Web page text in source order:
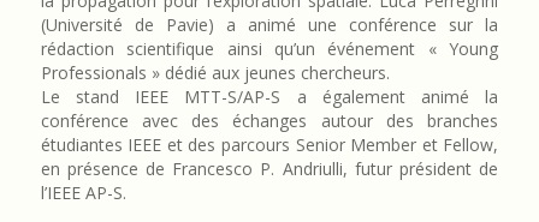
(Université de Pavie) a animé une conférence sur la
rédaction scientifique ainsi qu’un événement « Young
Professionals » dédié aux jeunes chercheurs.
Le stand IEEE MTT-S/AP-S a également animé la
conférence avec des échanges autour des branches
étudiantes IEEE et des parcours Senior Member et Fellow,
en présence de Francesco P. Andriulli, futur président de
l’IEEE AP-S.